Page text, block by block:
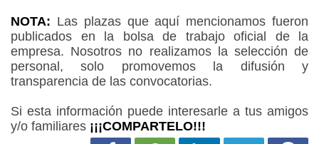
NOTA: Las plazas que aquí mencionamos fueron
publicados en la bolsa de trabajo oficial de la
empresa. Nosotros no realizamos la selección de
personal, solo promovemos la difusión y
transparencia de las convocatorias.
Si esta información puede interesarle a tus amigos
y/o familiares ¡¡¡COMPARTELO!!!